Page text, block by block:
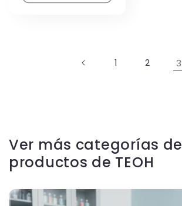
1 2 3
Ver más categorías de
productos de TEOH